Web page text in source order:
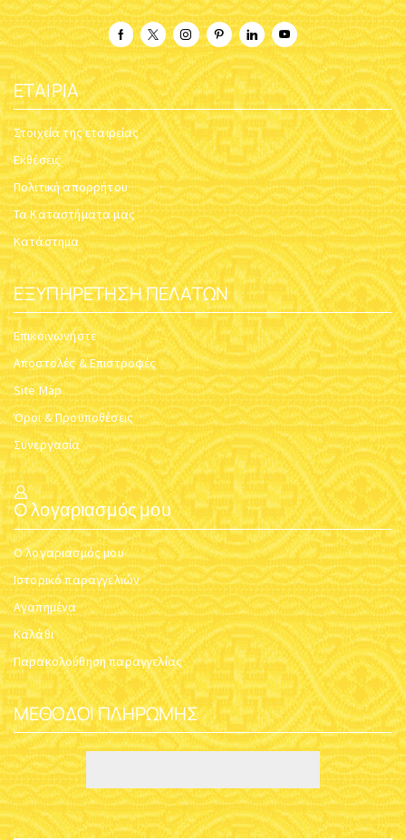
ΕΤΑΙΡΊΑ
Στοιχεία της εταιρείας
Εκθέσεις
Πολιτική απορρήτου
Τα Καταστήματα μας
Κατάστημα
ΕΞΥΠΗΡΈΤΗΣΗ ΠΕΛΑΤΏΝ
Επικοινωνήστε
Αποστολές & Επιστροφές
Site Map
Όροι & Προϋποθέσεις
Συνεργασία
Ο λογαριασμός μου
Ο λογαριασμός μου
Ιστορικό παραγγελιών
Αγαπημένα
Καλάθι
Παρακολούθηση παραγγελίας
ΜΈΘΟΔΟΙ ΠΛΗΡΩΜΉΣ